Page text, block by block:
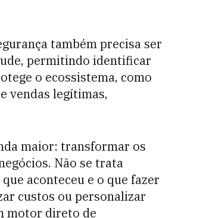
também precisa ser
permitindo identificar
o ecossistema, como
vendas legítimas,
maior: transformar os
Não se trata
aconteceu e o que fazer
custos ou personalizar
motor direto de